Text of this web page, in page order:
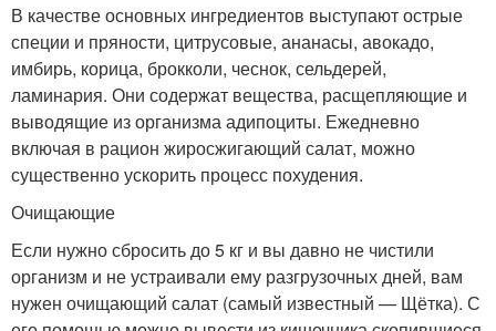
В качестве основных ингредиентов выступают острые
специи и пряности, цитрусовые, ананасы, авокадо,
имбирь, корица, брокколи, чеснок, сельдерей,
ламинария. Они содержат вещества, расщепляющие и
выводящие из организма адипоциты. Ежедневно
включая в рацион жиросжигающий салат, можно
существенно ускорить процесс похудения.
Очищающие
Если нужно сбросить до 5 кг и вы давно не чистили
организм и не устраивали ему разгрузочных дней, вам
нужен очищающий салат (самый известный — Щётка). С